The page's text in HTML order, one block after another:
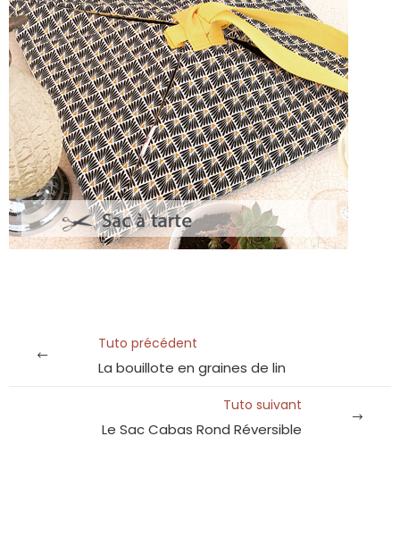
Tuto précédent
La bouillote en graines de lin
Tuto suivant
Le Sac Cabas Rond Réversible